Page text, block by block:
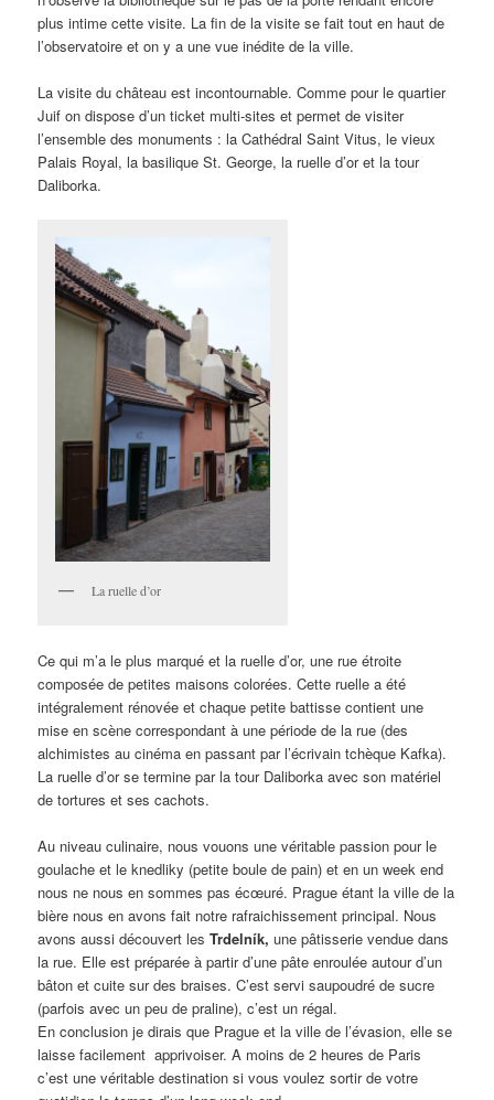
plus intime cette visite. La fin de la visite se fait tout en haut de
l’observatoire et on y a une vue inédite de la ville.
La visite du château est incontournable. Comme pour le quartier
Juif on dispose d’un ticket multi-sites et permet de visiter
l’ensemble des monuments : la Cathédral Saint Vitus, le vieux
Palais Royal, la basilique St. George, la ruelle d’or et la tour
Daliborka.
La ruelle d’or
Ce qui m’a le plus marqué et la ruelle d’or, une rue étroite
composée de petites maisons colorées. Cette ruelle a été
intégralement rénovée et chaque petite battisse contient une
mise en scène correspondant à une période de la rue (des
alchimistes au cinéma en passant par l’écrivain tchèque Kafka).
La ruelle d’or se termine par la tour Daliborka avec son matériel
de tortures et ses cachots.
Au niveau culinaire, nous vouons une véritable passion pour le
goulache et le knedliky (petite boule de pain) et en un week end
nous ne nous en sommes pas écœuré. Prague étant la ville de la
bière nous en avons fait notre rafraichissement principal. Nous
avons aussi découvert lesTrdelník,une pâtisserie vendue dans
la rue. Elle est préparée à partir d’une pâte enroulée autour d’un
bâton et cuite sur des braises. C’est servi saupoudré de sucre
(parfois avec un peu de praline), c’est un régal.
En conclusion je dirais que Prague et la ville de l’évasion, elle se
laisse facilement apprivoiser. A moins de 2 heures de Paris
c’est une véritable destination si vous voulez sortir de votre